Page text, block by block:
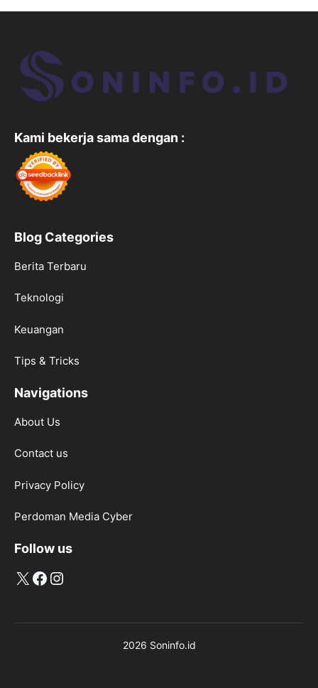
Kami bekerja sama dengan :
Blog Categories
Berita Terbaru
Teknologi
Keuangan
Tips & Tricks
Navigations
About Us
Contact us
Privacy Policy
Perdoman Media Cyber
Follow us
X Facebook
Instagram
2026 Soninfo.id